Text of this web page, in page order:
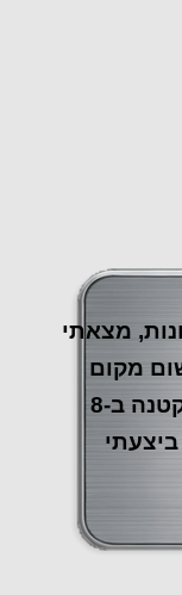
חנויות שונות, מצאתי
מקום
אחר. ולמרות שזו הייתה רכישה קטנה ב-8